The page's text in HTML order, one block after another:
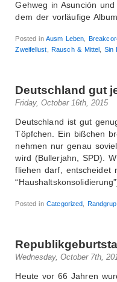
Gehweg in Asunción
dem der vorläufige
Posted inAusm Leben
Zweifellust ,Rausch & Mittel Sin
Deutschland gut
Friday, October 16th, 2015
Deutschland ist gut
Töpfchen. Ein bißchen
nehmen nur genau
wird (Bullerjahn, SPD).
fliehen darf, entscheidet
Posted inCategorized
Wednesday, October 7th,
Heute vor 66 Jahren